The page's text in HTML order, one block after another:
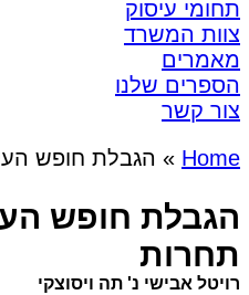
תחומי עיסוק
צוות המשרד
מאמרים
הספרים שלנו
צור קשר
Home
» הגבלת חופש
הגבלת חופש
תחרות
רויטל אבישי נ' תה ויסוצקי